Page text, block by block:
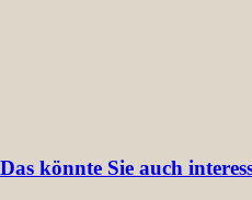
Das könnte Sie auch